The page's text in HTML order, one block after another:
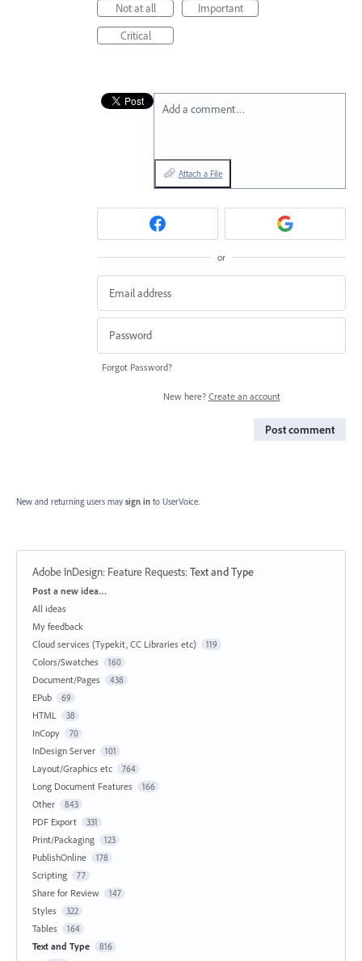
Not at all
Important
Critical
Add a comment…
Attach a File
or
Forgot Password?
New here? Create an account
Post comment
New and returning users may sign in to UserVoice.
Adobe InDesign: Feature Requests:Text and Type
Categories
Post a new idea…
All ideas
My feedback
Cloud services (Typekit, CC Libraries etc)
119
Colors/Swatches 160
Document/Pages 438
EPub 69
HTML 38
InCopy 70
InDesign Server 101
Layout/Graphics etc 764
Long Document Features 166
Other 843
PDF Export 331
Print/Packaging 123
PublishOnline 178
Scripting 77
Share for Review 147
Styles 322
Tables 164
Text and Type 816